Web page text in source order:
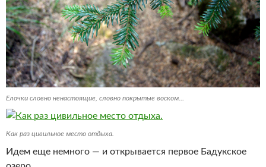
Елочки словно ненастоящие, словно покрытые воском…
Как раз цивильное место отдыха.
Идем еще немного — и открывается первое Бадукское